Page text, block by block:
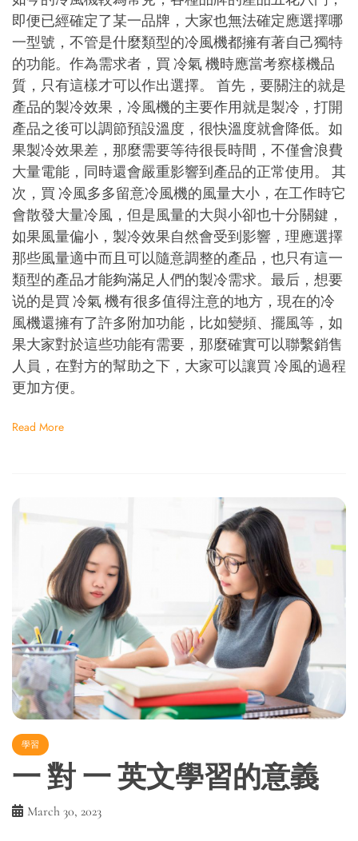
即便已經確定了某一品牌，大家也無法確定應選擇哪
一型號，不管是什麼類型的冷風機都擁有著自己獨特
的功能。作為需求者，買 冷氣 機時應當考察樣機品
質，只有這樣才可以作出選擇。 首先，要關注的就是
產品的製冷效果，冷風機的主要作用就是製冷，打開
產品之後可以調節預設溫度，很快溫度就會降低。如
果製冷效果差，那麼需要等待很長時間，不僅會浪費
大量電能，同時還會嚴重影響到產品的正常使用。 其
次，買 冷風多多留意冷風機的風量大小，在工作時它
會散發大量冷風，但是風量的大與小卻也十分關鍵，
如果風量偏小，製冷效果自然會受到影響，理應選擇
那些風量適中而且可以隨意調整的產品，也只有這一
類型的產品才能夠滿足人們的製冷需求。最后，想要
说的是買 冷氣 機有很多值得注意的地方，現在的冷
風機還擁有了許多附加功能，比如變頻、擺風等，如
果大家對於這些功能有需要，那麼確實可以聯繫銷售
人員，在對方的幫助之下，大家可以讓買 冷風的過程
更加方便。
Read More
學習
一 對 一 英文學習的意義
March 30, 2023